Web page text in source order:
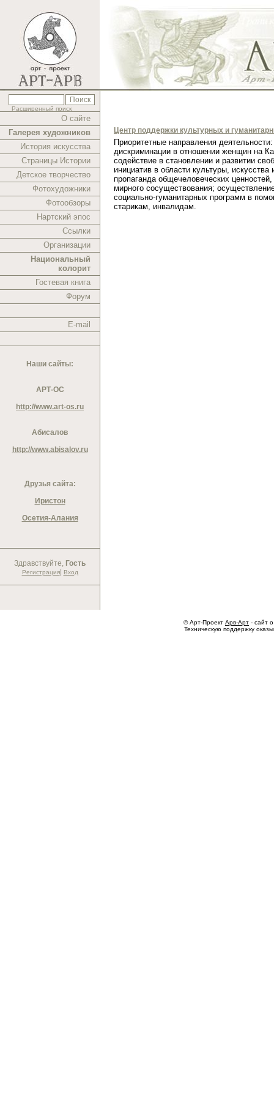
Расширенный поиск
О сайте
Галерея художников
История искусства
Страницы Истории
Детское творчество
Фотохудожники
Фотообзоры
Нартский эпос
Ссылки
Организации
Национальный
колорит
Гостевая книга
Форум
E-mail
Наши сайты:
АРТ-ОС
http://www.art-os.ru
Абисалов
http://www.abisalov.ru
Друзья сайта:
Иристон
Осетия-Алания
Здравствуйте, Гость
Регистрация| Вход
Центр поддержки культурных и
Приоритетные направления
дискриминации в отношении женщин на
содействие в становлении и развитии
инициатив в области культуры, искусства
пропаганда общечеловеческих
мирного сосуществования;
социально-гуманитарных программ в
старикам, инвалидам.
© Арт-Проект Арв-Арт - сайт
Техническую поддержку